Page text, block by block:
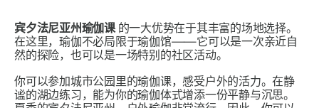
宾夕法尼亚州瑜伽课 的一大优势在于其丰富的场地选择。
在这里，瑜伽不必局限于瑜伽馆——它可以是一次亲近自
然的探险，也可以是一场特别的社区活动。
你可以参加城市公园里的瑜伽课，感受户外的活力。在静
谧的湖边练习，能为你的瑜伽体式增添一份平静与沉思。